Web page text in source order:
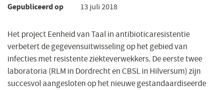
Gepubliceerd op 13 juli 2018
Het project Eenheid van Taal in antibioticaresistentie
verbetert de gegevensuitwisseling op het gebied van
infecties met resistente ziekteverwekkers. De eerste twee
laboratoria (RLM in Dordrecht en CBSL in Hilversum) zijn
succesvol aangesloten op het nieuwe gestandaardiseerde